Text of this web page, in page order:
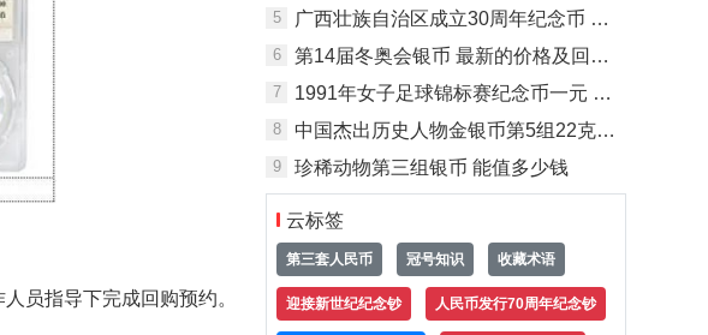
员指导下完成回购预约。
5 广西壮族自治区成立30周年纪念币 价格及收藏价值
6 第14届冬奥会银币 最新的价格及回收价格
7 1991年女子足球锦标赛纪念币一元 市场价格最新
8 中国杰出历史人物金银币第5组22克银币 价格
9 珍稀动物第三组银币 能值多少钱
云标签
第三套人民币 冠号知识 收藏术语
迎接新世纪纪念钞 人民币发行70周年纪念钞